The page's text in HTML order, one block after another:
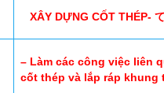
XÂY DỰNG CỐT THÉP-
– Làm các công việc liên
cốt thép và lắp ráp khung